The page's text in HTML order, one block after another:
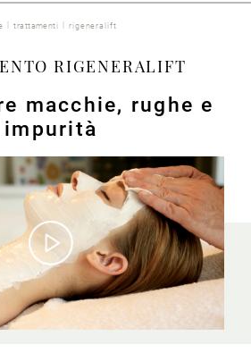
trattamenti rigeneralift
RIGENERALIFT
macchie, rughe e
impurità